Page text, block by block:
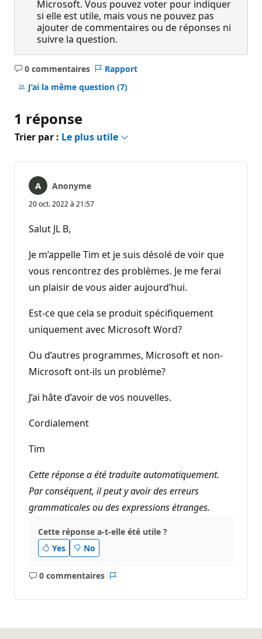
Microsoft. Vous pouvez voter pour indiquer
si elle est utile, mais vous ne pouvez pas
ajouter de commentaires ou de réponses ni
suivre la question.
0 commentaires
Aucun
commentaire
Rapport
J’ai la même question (7)
1 réponse
Trier par : Le plus utile
Anonyme
20 oct. 2022 à 21:57
Salut JL B,
Je m’appelle Tim et je suis désolé de voir que
vous rencontrez des problèmes. Je me ferai
un plaisir de vous aider aujourd’hui.
Est-ce que cela se produit spécifiquement
uniquement avec Microsoft Word?
Ou d’autres programmes, Microsoft et non-
Microsoft ont-ils un problème?
J’ai hâte d’avoir de vos nouvelles.
Cordialement
Tim
Cette réponse a été traduite automatiquement.
Par conséquent, il peut y avoir des erreurs
grammaticales ou des expressions étranges.
Cette réponse a-t-elle été utile ?
Yes
No
0 commentaires
Aucun